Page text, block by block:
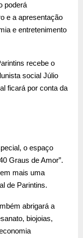
poderá
e a apresentação
e entretenimento
recebe o
social Júlio
ficará por conta da
o espaço
Graus de Amor”.
mais uma
de Parintins.
abrigará a
biojoias,